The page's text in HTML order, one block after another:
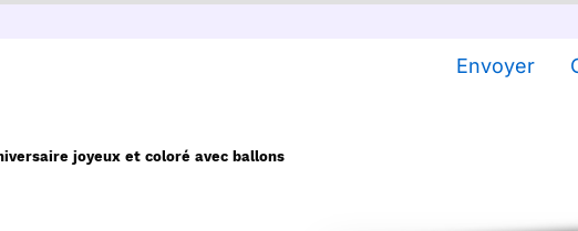
Envoyer
joyeux et coloré avec ballons